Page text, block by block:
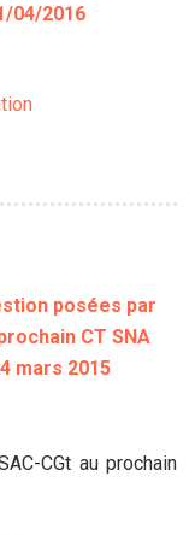
04/2016
posées par
CT SNA
mars 2015
CGt au prochain